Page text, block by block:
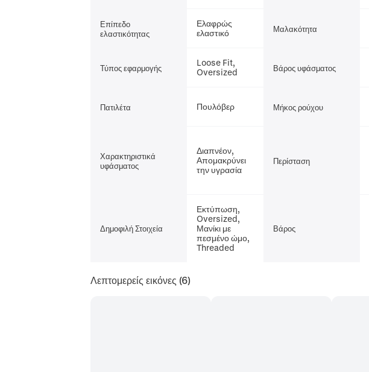
Επίπεδο
ελαστικότητας
Ελαφρώς
ελαστικό
Μαλακότητα
Τύπος εφαρμογής
Loose Fit,
Oversized
Βάρος υφάσματος
Πατιλέτα Πουλόβερ Μήκος ρούχου
Χαρακτηριστικά
υφάσματος
Διαπνέον,
Απομακρύνει
την υγρασία
Περίσταση
Δημοφιλή Στοιχεία
Εκτύπωση,
Oversized,
Μανίκι με
πεσμένο ώμο,
Threaded
Βάρος
Λεπτομερείς εικόνες (6)